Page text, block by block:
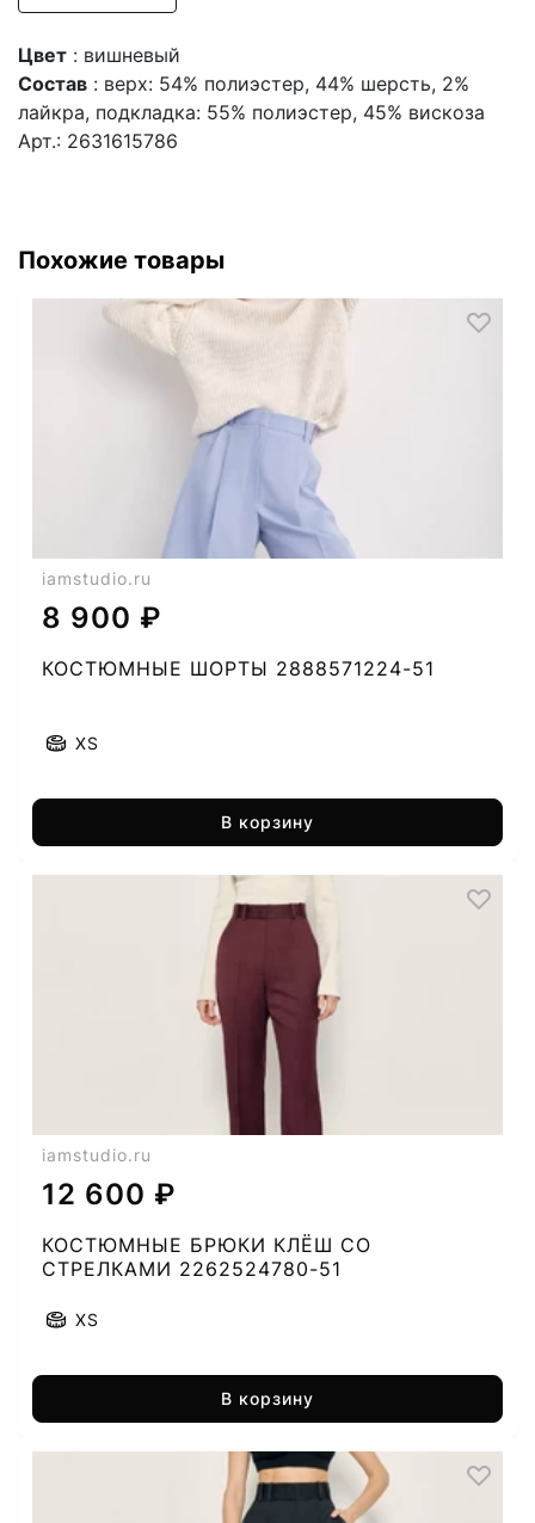
Цвет : вишневый
Состав : верх: 54% полиэстер, 44% шерсть, 2%
лайкра, подкладка: 55% полиэстер, 45% вискоза
Арт.: 2631615786
Похожие товары
iamstudio.ru
8 900 ₽
КОСТЮМНЫЕ ШОРТЫ 2888571224-51
XS
В корзину
iamstudio.ru
12 600 ₽
КОСТЮМНЫЕ БРЮКИ КЛЁШ СО
СТРЕЛКАМИ 2262524780-51
XS
В корзину